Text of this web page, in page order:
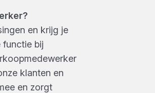
en krijg je
functie bij
klanten en
en zorgt